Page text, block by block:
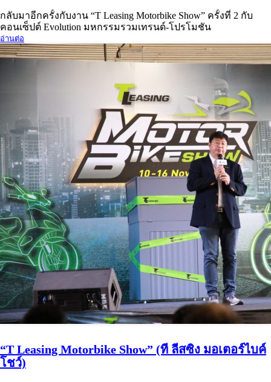
กลับมาอีกครั้งกับงาน “T Leasing Motorbike Show” ครั้งที่ 2 กับ
คอนเซ็ปต์ Evolution มหกรรมรวมเทรนด์-โปรโมชัน
อ่านต่อ
“T Leasing Motorbike Show” (ที ลีสซิ่ง มอเตอร์ไบค์
โชว์)